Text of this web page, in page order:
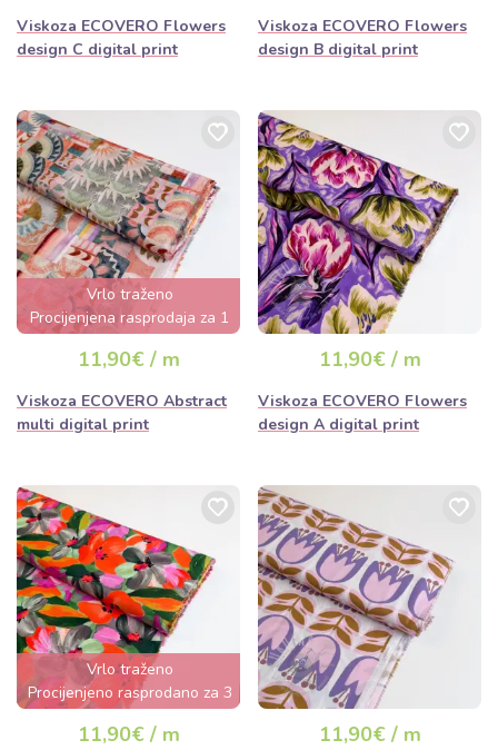
Viskoza ECOVERO Flowers
design C digital print
Viskoza ECOVERO Flowers
design B digital print
Vrlo traženo
Procijenjena rasprodaja za 1
dan
11,90€ / m
Viskoza ECOVERO Abstract
multi digital print
11,90€ / m
Viskoza ECOVERO Flowers
design A digital print
Vrlo traženo
Procijenjeno rasprodano za 3
dana
11,90€ / m 11,90€ / m